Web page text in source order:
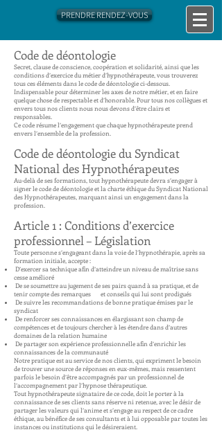
PRENDRE RENDEZ-VOUS
Code de déontologie
Secret, clause de conscience, coopération et solidarité, ainsi que les
conditions d’exercice du métier d’hypnothérapeute, vous trouverez
tous ces éléments dans le code de déontologie ci-dessous.
Indispensable pour déterminer les axes de notre métier, et en faire
quelque chose de respectable et d’honorable. Pour tous nos collègues et
envers tous nos clients nous nous devons d’être clairs et
responsables.
Ce code résume l’engagement que chaque hypnothérapeute prend
envers l’ensemble de la profession.
Code de déontologie du Syndicat
National des Hypnothérapeutes
Au-delà de ses formations, tout hypnothérapeute devra s’engager à
signer le code de déontologie et la charte éthique du Syndicat National
des Hypnothérapeutes, marquant ainsi un engagement dans la
profession.
Article 1 : Conditions d’exercice
professionnel – Législation
Toute personne s’engageant dans la voie de l’hypnothérapie, après sa
formation initiale, accepte :
D’exercer sa technique afin d’atteindre un niveau de maîtrise sans
cesse amélioré
De se soumettre au jugement de ses pairs quand à sa pratique, et de
tenir compte des remarques et conseils qui lui sont prodigués
De suivre les recommandations de bonne pratique émises par le
syndicat
De renforcer ses connaissances en élargissant son champ de
compétences et de toujours chercher à les étendre dans d’autres
domaines de la relation humaine
De partager son expérience professionnelle afin d’enrichir les
connaissances de la communauté
Notre pratique est au service de nos clients, qui expriment le besoin
de trouver une source de réponses en eux-mêmes, mais ressentent
parfois le besoin d’être accompagnés par un professionnel de
l’accompagnement par l’hypnose thérapeutique.
Tout hypnothérapeute signataire de ce code, doit le porter à la
connaissance de ses clients sans réserve ni retenue, avec le désir de
partager les valeurs qui l’anime et s’engage au respect de ce cadre
éthique, au bénéfice de ses consultants et à lui opposable par toutes les
instances ou institutions qui le désireraient.